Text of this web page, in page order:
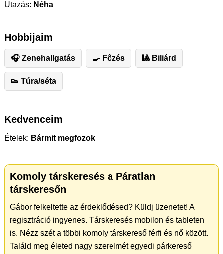
Utazás: Néha
Hobbijaim
🎧 Zenehallgatás 🍳 Főzés 🎱 Biliárd
👟 Túra/séta
Kedvenceim
Ételek: Bármit megfozok
Komoly társkeresés a Páratlan
társkeresőn
Gábor felkeltette az érdeklődésed? Küldj üzenetet! A
regisztráció ingyenes. Társkeresés mobilon és tableten
is. Nézz szét a többi komoly társkereső férfi és nő között.
Találd meg életed nagy szerelmét egyedi párkereső